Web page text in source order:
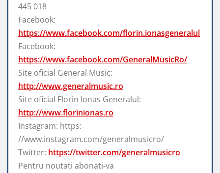
445 018
Facebook:
https://www.facebook.com/florin.ionasgeneralul
Facebook:
https://www.facebook.com/GeneralMusicRo/
Site oficial General Music:
http://www.generalmusic.ro
Site oficial Florin Ionas Generalul:
http://www.florinionas.ro
Instagram: https:
//www.instagram.com/generalmusicro/
Twitter: https://twitter.com/generalmusicro
Pentru noutati abonati-va